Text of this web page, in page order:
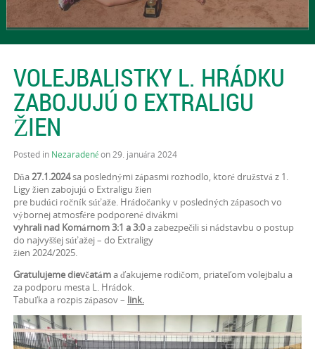
VOLEJBALISTKY L. HRÁDKU
ZABOJUJÚ O EXTRALIGU
ŽIEN
Posted in Nezaradenéon 29. januára 2024
Dňa27.1.2024sa poslednými zápasmi rozhodlo, ktoré družstvá z 1.
Ligy žien zabojujú o Extraligu žien
pre budúci ročník súťaže. Hrádočanky v posledných zápasoch vo
výbornej atmosfére podporené divákmi
vyhrali nad Komárnom 3:1 a 3:0a zabezpečili si nádstavbu o postup
do najvyššej súťažej – do Extraligy
žien 2024/2025.
Gratulujeme dievčatáma ďakujeme rodičom, priateľom volejbalu a
za podporu mesta L. Hrádok.
Tabuľka a rozpis zápasov – link.